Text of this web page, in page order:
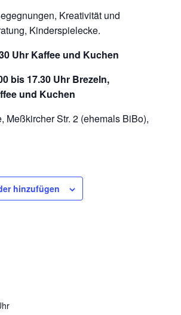
Kreativität und
Kinderspielecke.
Uhr Kaffee und Kuchen
bis 17.30 Uhr Brezeln,
und Kuchen
Meßkircher Str. 2 (ehemals BiBo),
hinzufügen